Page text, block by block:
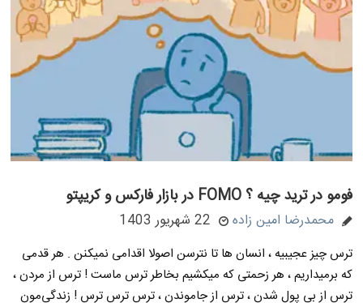
فومو در ترید چیه ؟ FOMO در بازار فارکس و کریپتو
محمدرضا امین زاده 22 شهریور 1403
ترس چیز عجیبیه ، انسان ها تا نترسن اصولا اقدامی نمیکنن . هر قدمی
که برمیداریم ، هر زحمتی که میکشیم بخاطر ترس ماست ! ترس از مردن ،
ترس از بی پول شدن ، ترس از جاموندن ، ترس ترس ترس ! زندگی‌مون